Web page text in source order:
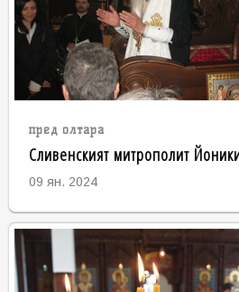
пред олтара
Сливенският митрополит
09 ян. 2024